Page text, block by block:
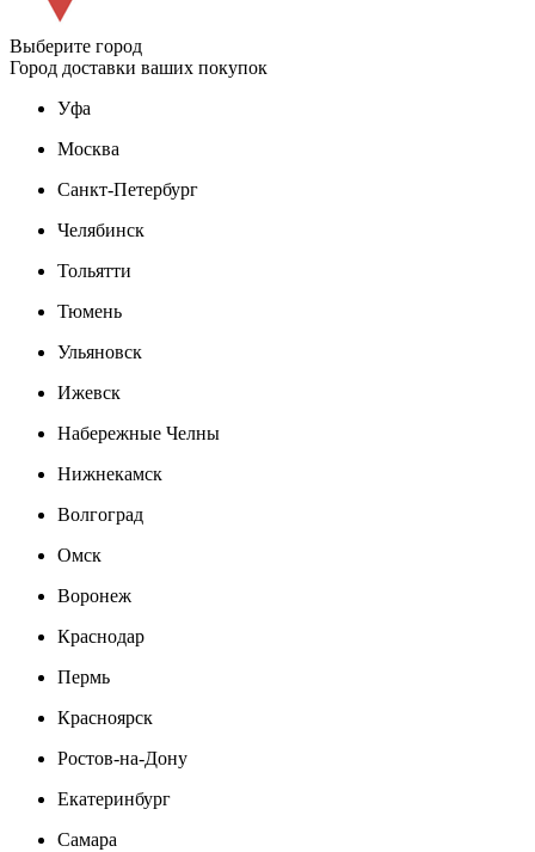
Выберите город
Город доставки ваших покупок
Уфа
Москва
Санкт-Петербург
Челябинск
Тольятти
Тюмень
Ульяновск
Ижевск
Набережные Челны
Нижнекамск
Волгоград
Омск
Воронеж
Краснодар
Пермь
Красноярск
Ростов-на-Дону
Екатеринбург
Самара